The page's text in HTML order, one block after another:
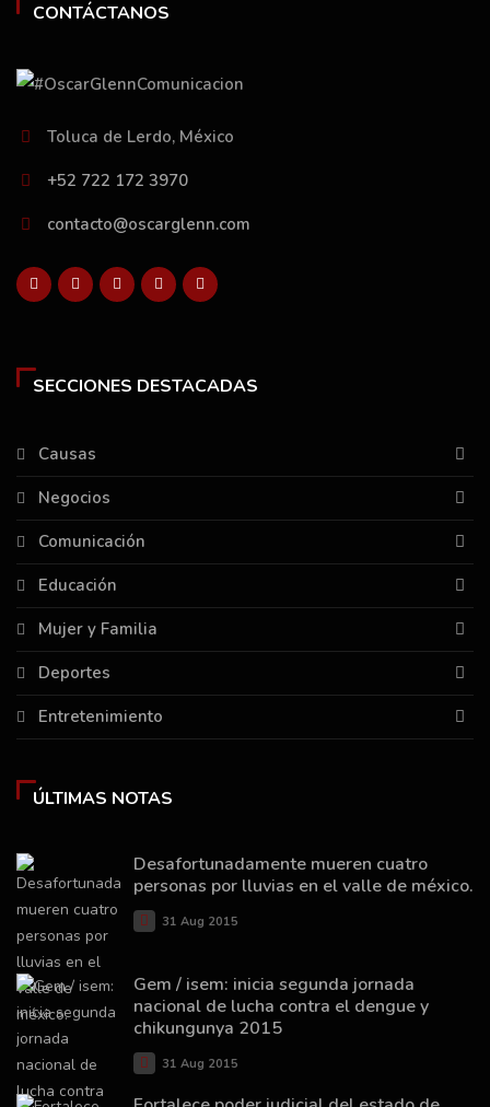
CONTÁCTANOS
Toluca de Lerdo, México
+52 722 172 3970
contacto@oscarglenn.com
SECCIONES DESTACADAS
Causas
Negocios
Comunicación
Educación
Mujer y Familia
Deportes
Entretenimiento
ÚLTIMAS NOTAS
Desafortunadamente mueren cuatro
personas por lluvias en el valle de méxico.
31 Aug 2015
Gem / isem: inicia segunda jornada
nacional de lucha contra el dengue y
chikungunya 2015
31 Aug 2015